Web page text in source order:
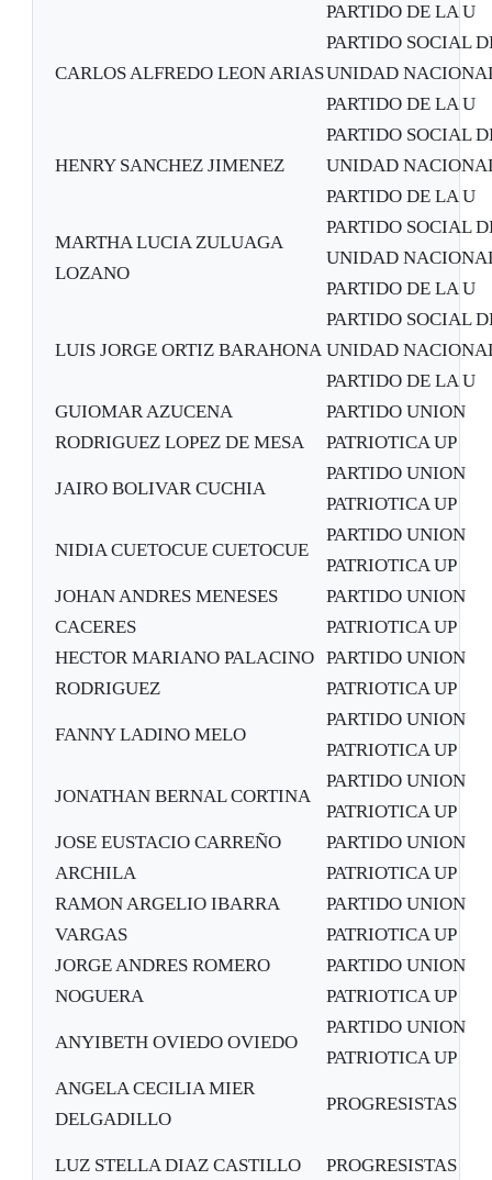
PARTIDO DE LA U
CARLOS ALFREDO LEON ARIAS
PARTIDO SOCIAL
UNIDAD
PARTIDO DE LA U
HENRY SANCHEZ JIMENEZ
PARTIDO SOCIAL
UNIDAD
PARTIDO DE LA U
MARTHA LUCIA ZULUAGA
LOZANO
PARTIDO SOCIAL
UNIDAD
PARTIDO DE LA U
LUIS JORGE ORTIZ BARAHONA
PARTIDO SOCIAL
UNIDAD
PARTIDO DE LA U
GUIOMAR AZUCENA
RODRIGUEZ LOPEZ DE MESA
PARTIDO UNION
PATRIOTICA UP
JAIRO BOLIVAR CUCHIA
PARTIDO UNION
PATRIOTICA UP
NIDIA CUETOCUE CUETOCUE
PARTIDO UNION
PATRIOTICA UP
JOHAN ANDRES MENESES
CACERES
PARTIDO UNION
PATRIOTICA UP
HECTOR MARIANO PALACINO
RODRIGUEZ
PARTIDO UNION
PATRIOTICA UP
FANNY LADINO MELO
PARTIDO UNION
PATRIOTICA UP
JONATHAN BERNAL CORTINA
PARTIDO UNION
PATRIOTICA UP
JOSE EUSTACIO CARREÑO
ARCHILA
PARTIDO UNION
PATRIOTICA UP
RAMON ARGELIO IBARRA
VARGAS
PARTIDO UNION
PATRIOTICA UP
JORGE ANDRES ROMERO
NOGUERA
PARTIDO UNION
PATRIOTICA UP
ANYIBETH OVIEDO OVIEDO
PARTIDO UNION
PATRIOTICA UP
ANGELA CECILIA MIER
DELGADILLO
PROGRESISTAS
LUZ STELLA DIAZ CASTILLO PROGRESISTAS